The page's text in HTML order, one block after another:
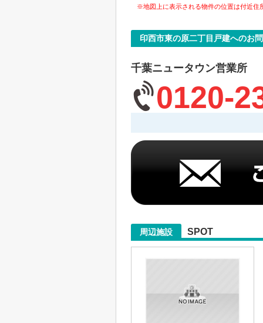
※地図上に表示される物件の位置は付近住
印西市東の原二丁目戸建へのお
千葉ニュータウン営業所
0120-
周辺施設 SPOT